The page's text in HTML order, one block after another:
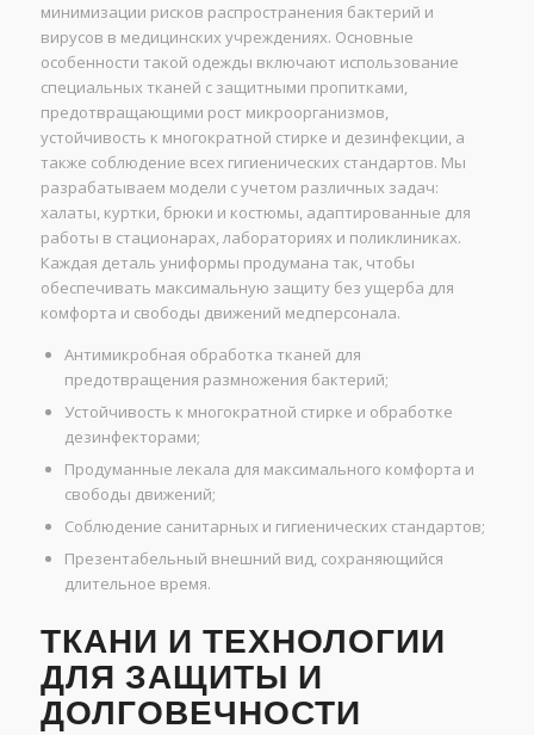
минимизации рисков распространения бактерий и
вирусов в медицинских учреждениях. Основные
особенности такой одежды включают использование
специальных тканей с защитными пропитками,
предотвращающими рост микроорганизмов,
устойчивость к многократной стирке и дезинфекции, а
также соблюдение всех гигиенических стандартов. Мы
разрабатываем модели с учетом различных задач:
халаты, куртки, брюки и костюмы, адаптированные для
работы в стационарах, лабораториях и поликлиниках.
Каждая деталь униформы продумана так, чтобы
обеспечивать максимальную защиту без ущерба для
комфорта и свободы движений медперсонала.
Антимикробная обработка тканей для
предотвращения размножения бактерий;
Устойчивость к многократной стирке и обработке
дезинфекторами;
Продуманные лекала для максимального комфорта и
свободы движений;
Соблюдение санитарных и гигиенических стандартов;
Презентабельный внешний вид, сохраняющийся
длительное время.
ТКАНИ И ТЕХНОЛОГИИ
ДЛЯ ЗАЩИТЫ И
ДОЛГОВЕЧНОСТИ